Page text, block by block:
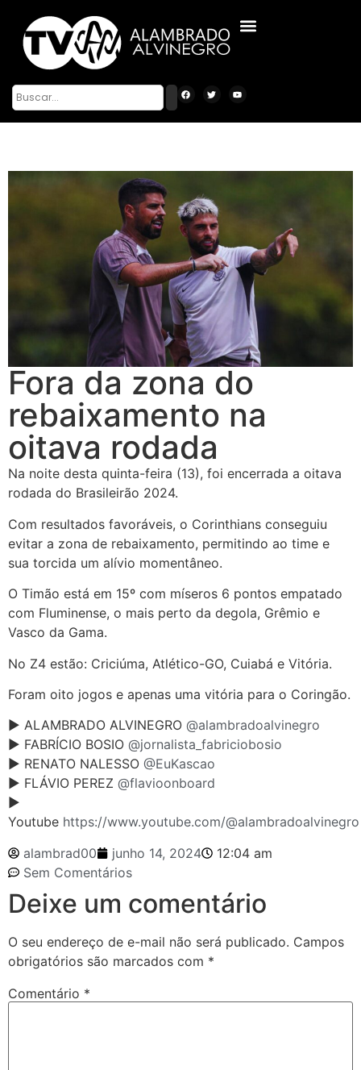
Fora da zona do
rebaixamento na
oitava rodada
Na noite desta quinta-feira (13), foi encerrada a oitava
rodada do Brasileirão 2024.
Com resultados favoráveis, o Corinthians conseguiu
evitar a zona de rebaixamento, permitindo ao time e
sua torcida um alívio momentâneo.
O Timão está em 15º com míseros 6 pontos empatado
com Fluminense, o mais perto da degola, Grêmio e
Vasco da Gama.
No Z4 estão: Criciúma, Atlético-GO, Cuiabá e Vitória.
Foram oito jogos e apenas uma vitória para o Coringão.
► ALAMBRADO ALVINEGRO @alambradoalvinegro
► FABRÍCIO BOSIO @jornalista_fabriciobosio
► RENATO NALESSO @EuKascao
► FLÁVIO PEREZ @flavioonboard
►
Youtube https://www.youtube.com/@alambradoalvinegro
alambrad00
junho 14, 2024
12:04 am
Sem Comentários
Deixe um comentário
O seu endereço de e-mail não será publicado. Campos
obrigatórios são marcados com *
Comentário *